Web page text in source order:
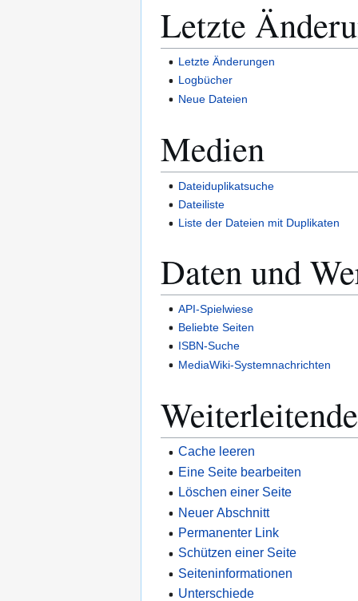
Letzte
Letzte Änderungen
Logbücher
Neue Dateien
Medien
Dateiduplikatsuche
Dateiliste
Liste der Dateien mit Duplikaten
Daten und
API-Spielwiese
Beliebte Seiten
ISBN-Suche
MediaWiki-Systemnachrichten
Cache leeren
Eine Seite bearbeiten
Löschen einer Seite
Neuer Abschnitt
Permanenter Link
Schützen einer Seite
Seiteninformationen
Unterschiede